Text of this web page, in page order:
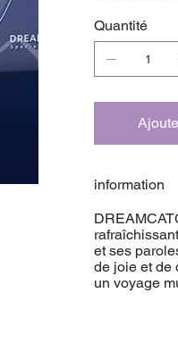
Quantité
information
et ses
de joie et de
un voyage